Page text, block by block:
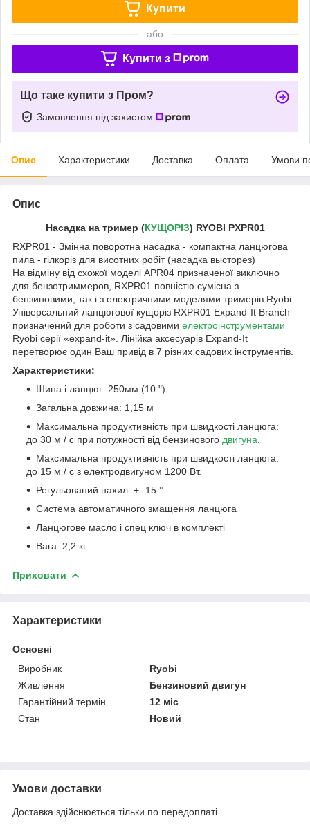
Купити
або
Купити з
Що таке купити з Пром?
Замовлення під захистом
Опис Характеристики Доставка Оплата Умови
Опис
Насадка на тример (КУЩОРІЗ) RYOBI PXPR01
RXPR01 - Змінна поворотна насадка - компактна ланцюгова
пила - гілкоріз для висотних робіт (насадка высторез)
На відміну від схожої моделі APR04 призначеної виключно
для бензотриммеров, RXPR01 повністю сумісна з
бензиновими, так і з електричними моделями тримерів Ryobi.
Універсальний ланцюгової кущоріз RXPR01 Expand-It Branch
призначений для роботи з садовими електроінструментами
Ryobi серії «expand-it». Лінійка аксесуарів Expand-It
перетворює один Ваш привід в 7 різних садових інструментів.
Характеристики:
Шина і ланцюг: 250мм (10 ")
Загальна довжина: 1,15 м
Максимальна продуктивність при швидкості ланцюга:
до 30 м / с при потужності від бензинового двигуна
Максимальна продуктивність при швидкості ланцюга:
до 15 м / с з електродвигуном 1200 Вт.
Регульований нахил: +- 15 °
Система автоматичного змащення ланцюга
Ланцюгове масло і спец ключ в комплекті
Вага: 2,2 кг
Приховати
Характеристики
Основні
Виробник
Ryobi
Живлення
Бензиновий двигун
Гарантійний термін
12 міс
Стан
Новий
Умови доставки
Доставка здійснюється тільки по передоплаті.